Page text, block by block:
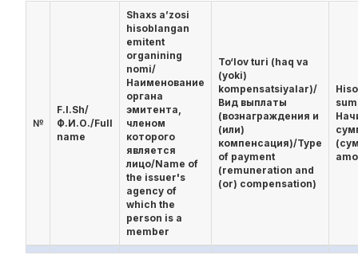
№
F.I.Sh/
Ф.И.О./Full
name
Shaxs a’zosi
hisoblangan
emitent
organining
nomi/
Наименование
органа
эмитента,
членом
которого
является
лицо/Name of
the issuer's
agency of
which the
person is a
member
To‘lov turi (haq va
(yoki)
kompensatsiyalar)/
Вид выплаты
(вознаграждения и
(или)
компенсация)/Type
of payment
(remuneration and
(or) compensation)